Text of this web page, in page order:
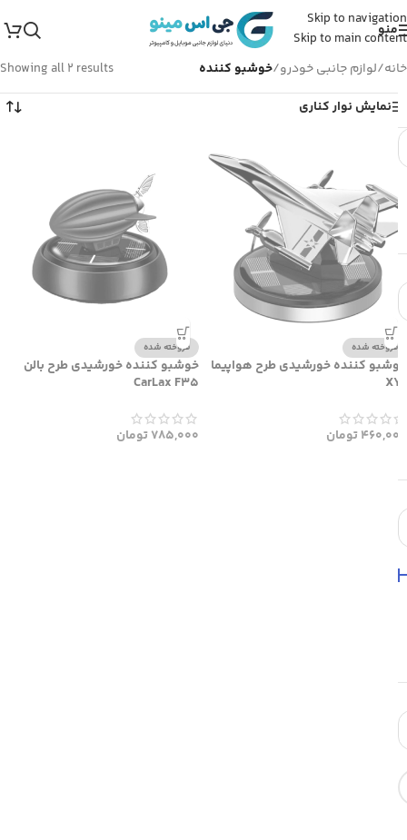
Skip to navigation
Skip to main content
منو
خانه/لوازم جانبی خودرو/خوشبو کننده
Showing all 2 results
نمایش نوار کناری
فروخته شده
خوشبو کننده خورشیدی طرح هواپیما
XYS
460,000تومان
فروخته شده
خوشبو کننده خورشیدی طرح بالن
CarLax F35
785,000تومان